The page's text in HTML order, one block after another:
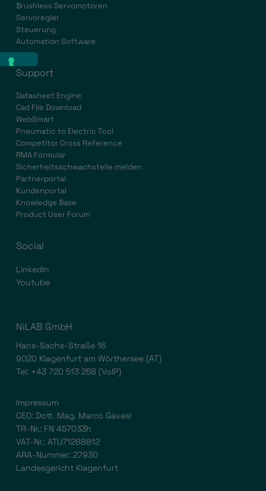
Brushless Servomotoren
Servoregler
Steuerung
Automation Software
Support
Datasheet Engine
Cad File Download
WebSmart
Pneumatic to Electric Tool
Competitor Cross Reference
RMA Formular
Sicherheitsschwachstelle melden
Partnerportal
Kundenportal
Knowledge Base
Product User Forum
Social
LinkedIn
Youtube
NiLAB GmbH
Hans-Sachs-Straße 16
9020 Klagenfurt am Wörthersee (AT)
Tel: +43 720 513 258 (VoIP)
Impressum
CEO: Dott. Mag. Marco Gavesi
TR-Nr.: FN 457033h
VAT-Nr.: ATU71288812
ARA-Nummer: 27930
Landesgericht Klagenfurt